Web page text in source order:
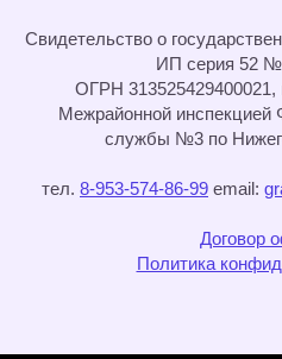
Cвидетельство о
ИП серия 52 №
ОГРН 313525429400021,
Межрайонной инспекцией
службы №3 по
тел. 8-953-574-86-99 email:
Договор
Политика